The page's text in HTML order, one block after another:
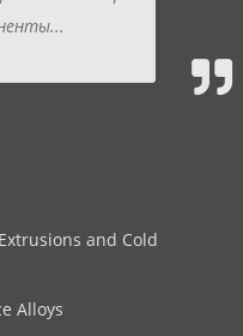
and Cold
Alloys